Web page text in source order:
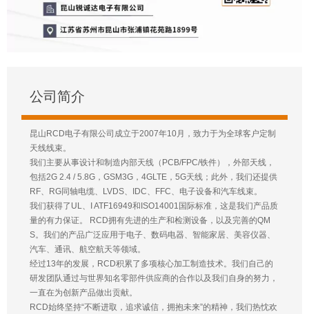
公司简介
昆山RCD电子有限公司成立于2007年10月，致力于为全球客户定制
天线线束。
我们主要从事设计和制造内部天线（PCB/FPC/铁件），外部天线，
包括2G 2.4 / 5.8G，GSM3G，4GLTE，5G天线；此外，我们还提供
RF、RG同轴电缆、LVDS、IDC、FFC、电子设备和汽车线束。
我们获得了UL、I ATF16949和ISO14001国际标准，这是我们产品质
量的有力保证。 RCD拥有先进的生产和检测设备，以及完善的QM
S。我们的产品广泛应用于电子、数码电器、智能家居、美容仪器、
汽车、通讯、航空航天等领域。
经过13年的发展，RCD积累了多项核心加工制造技术。我们自己的
研发团队通过与世界知名零部件供应商的合作以及我们自身的努力，
一直在为创新产品做出贡献。
RCD始终坚持“不断进取，追求诚信，拥抱未来”的精神，我们热忱欢